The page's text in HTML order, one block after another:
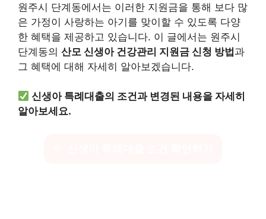
원주시 단계동에서는 이러한 지원금을 통해 보다 많
은 가정이 사랑하는 아기를 맞이할 수 있도록 다양
한 혜택을 제공하고 있습니다. 이 글에서는 원주시
단계동의 산모 신생아 건강관리 지원금 신청 방법과
그 혜택에 대해 자세히 알아보겠습니다.
신생아 특례대출의 조건과 변경된 내용을 자세히
알아보세요.